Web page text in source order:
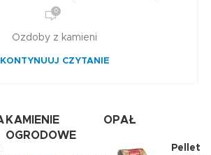
0
Ozdoby z kamieni
KONTYNUUJ CZYTANIE
KAMIENIE
OGRODOWE
OPAŁ
Pellet